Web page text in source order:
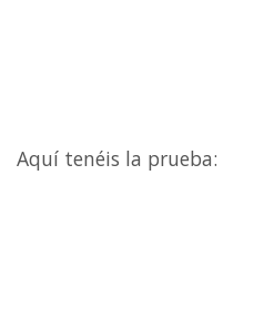
Aquí tenéis la prueba: